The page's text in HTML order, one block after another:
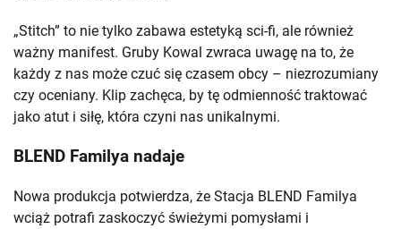
„Stitch” to nie tylko zabawa estetyką sci-fi, ale również
ważny manifest. Gruby Kowal zwraca uwagę na to, że
każdy z nas może czuć się czasem obcy – niezrozumiany
czy oceniany. Klip zachęca, by tę odmienność traktować
jako atut i siłę, która czyni nas unikalnymi.
BLEND Familya nadaje
Nowa produkcja potwierdza, że Stacja BLEND Familya
wciąż potrafi zaskoczyć świeżymi pomysłami i